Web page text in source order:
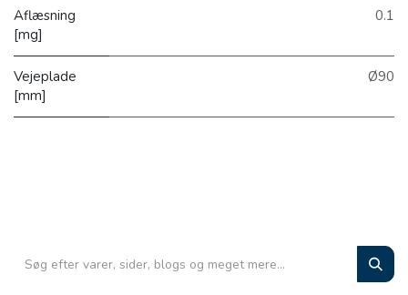
Aflæsning
[mg]
0.1
Vejeplade
[mm]
Ø90